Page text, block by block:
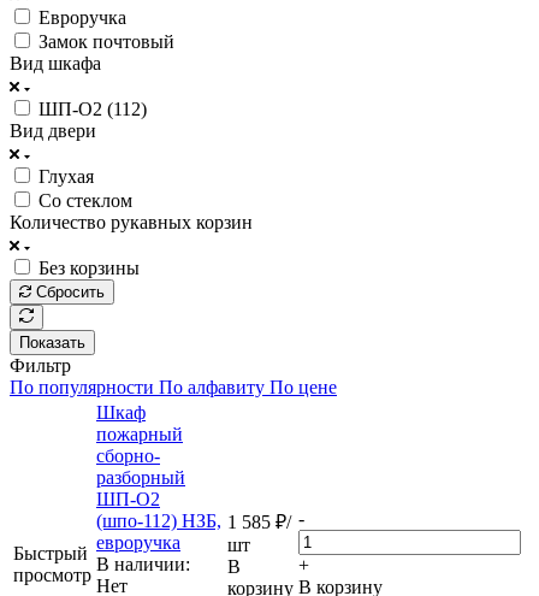
Евроручка
Замок почтовый
Вид шкафа
ШП-О2 (112)
Вид двери
Глухая
Со стеклом
Количество рукавных корзин
Без корзины
Сбросить
Показать
Фильтр
По популярности По алфавиту По цене
Быстрый
просмотр
Шкаф
пожарный
сборно-
разборный
ШП-О2
(шпо-112) НЗБ,
евроручка
В наличии:
Нет
1 585 ₽/
шт
В
корзину
-
+
В корзину